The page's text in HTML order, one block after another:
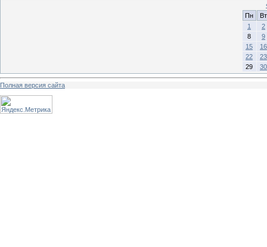
Пн
Вт
1
2
8
9
15
16
22
23
29
30
Полная версия сайта